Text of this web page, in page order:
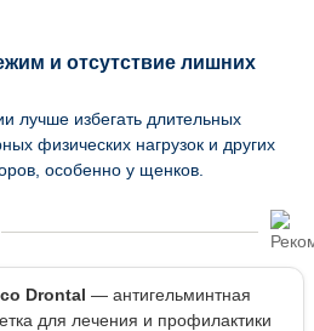
и отсутствие лишних
лучше избегать длительных
физических нагрузок и других
особенно у щенков.
Drontal — антигельминтная
для лечения и профилактики